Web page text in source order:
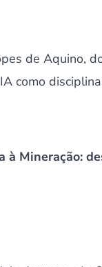
de Aquino,
como
à Mineração: